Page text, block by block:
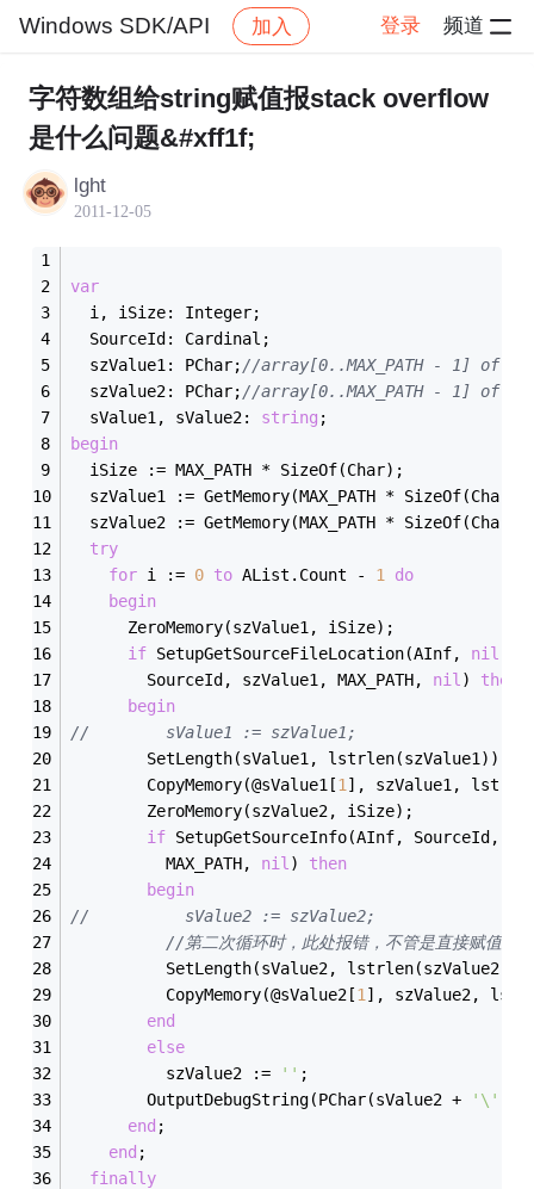
Windows SDK/API 加入 登录 频道
社区 Windows SDK/API 帖子详情
字符数组给string赋值报stack overflow
是什么问题&#xff1f;
lght
2011-12-05
var
  i, iSize: Integer;
  SourceId: Cardinal;
  szValue1: PChar;
//array[0..MAX_PATH - 1] of
  szValue2: PChar;
//array[0..MAX_PATH - 1] of
  sValue1, sValue2:
string ;
begin
  iSize := MAX_PATH * SizeOf(Char);
szValue1 := GetMemory(MAX_PATH *
szValue2 := GetMemory(MAX_PATH *
try
for i := 0 to AList.Count - 1
do
begin
      ZeroMemory(szValue1, iSize);
if SetupGetSourceFileLocation(AInf, nil
        SourceId, szValue1, MAX_PATH,
nil ) then
begin
//        sValue1 := szValue1;
        SetLength(sValue1, lstrlen(szValue1));
        CopyMemory(@sValue1[
1 ], szValue1,
        ZeroMemory(szValue2, iSize);
if SetupGetSourceInfo(AInf, SourceId,
          MAX_PATH,
nil ) then
begin
//          sValue2 := szValue2;
//第二次循环时，此处报错，不管是直接赋值还
          SetLength(sValue2, lstrlen(szValue2));
          CopyMemory(@sValue2[
1 ], szValue2,
end
else
          szValue2 :=
'' ;
        OutputDebugString(PChar(sValue2 +
'\'
end ;
end ;
finally